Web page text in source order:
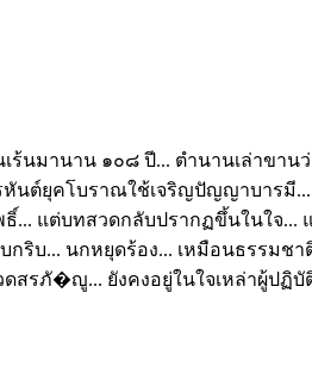
มานาน ๑๐๘ ปี... ตำนานเล่าขา
ต์ยุคโบราณใช้เจริญปัญญาบารมี...
แต่บทสวดกลับปรากฏขึ้นในใจ...
กริบ... นกหยุดร้อง... เหมือนธรรม
สรภั�ญู... ยังคงอยู่ในใจเหล่าผู้ปฏิ